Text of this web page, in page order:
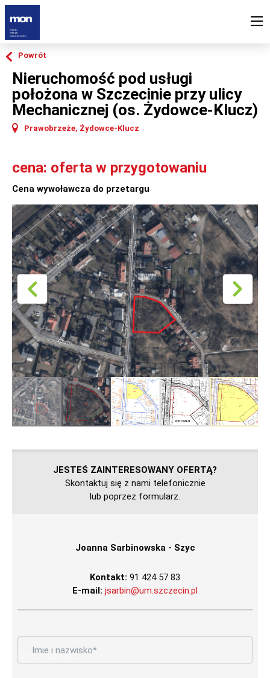
Powrót
Nieruchomość pod usługi
położona w Szczecinie przy ulicy
Mechanicznej (os. Żydowce-Klucz)
Prawobrzeże, Żydowce-Klucz
cena: oferta w przygotowaniu
Cena wywoławcza do przetargu
JESTEŚ ZAINTERESOWANY OFERTĄ?
Skontaktuj się z nami telefonicznie
lub poprzez formularz.
Joanna Sarbinowska - Szyc
Kontakt: 91 424 57 83
E-mail: jsarbin@um.szczecin.pl
Imię i nazwisko*